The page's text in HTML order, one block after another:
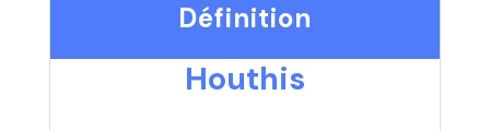
Définition
Houthis